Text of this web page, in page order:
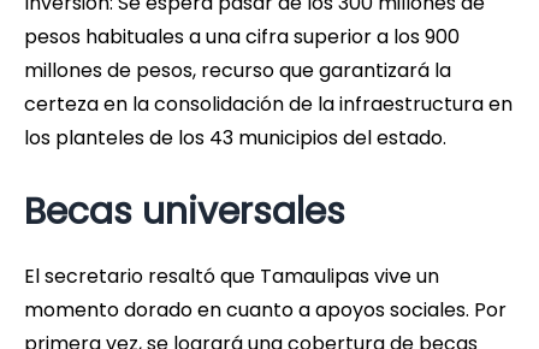
pesos habituales a una cifra superior a los 900
millones de pesos, recurso que garantizará la
certeza en la consolidación de la infraestructura en
los planteles de los 43 municipios del estado.
Becas universales
El secretario resaltó que Tamaulipas vive un
momento dorado en cuanto a apoyos sociales. Por